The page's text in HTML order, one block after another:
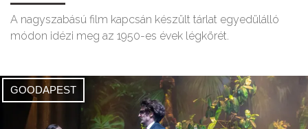
A nagyszabású film kapcsán készült tárlat egyedülálló
módon idézi meg az 1950-es évek légkörét.
GOODAPEST